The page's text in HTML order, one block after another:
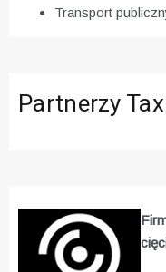
Transport
Partnerzy